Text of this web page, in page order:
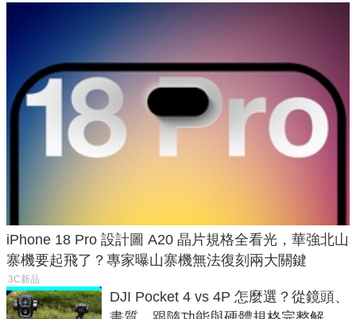
iPhone 18 Pro 設計圖 A20 晶片規格全看光，華強北山
寨機要起飛了？專家曝山寨機無法復刻兩大關鍵
3C新品
DJI Pocket 4 vs 4P 怎麼選？從鏡頭、